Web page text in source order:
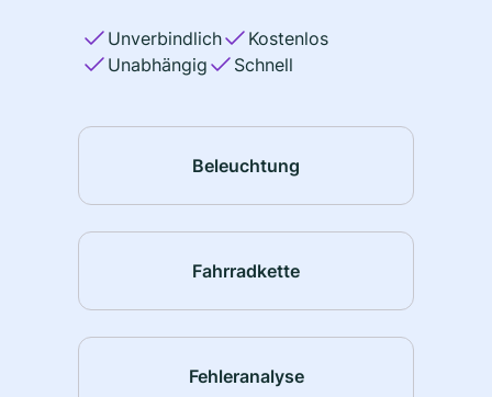
Unverbindlich
Kostenlos
Unabhängig
Schnell
Beleuchtung
Fahrradkette
Fehleranalyse